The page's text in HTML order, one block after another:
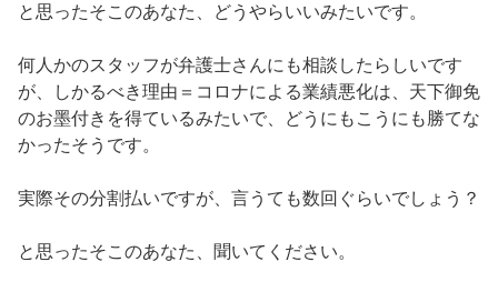
と思ったそこのあなた、どうやらいいみたいです。
何人かのスタッフが弁護士さんにも相談したらしいです
が、しかるべき理由＝コロナによる業績悪化は、天下御免
のお墨付きを得ているみたいで、どうにもこうにも勝てな
かったそうです。
実際その分割払いですが、言うても数回ぐらいでしょう？
と思ったそこのあなた、聞いてください。